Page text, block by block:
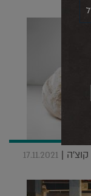
17.11.2021